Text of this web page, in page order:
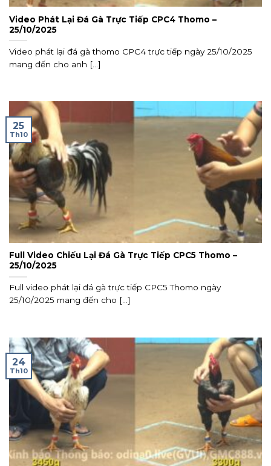
Video Phát Lại Đá Gà Trực Tiếp CPC4 Thomo –
25/10/2025
Video phát lại đá gà thomo CPC4 trực tiếp ngày 25/10/2025
mang đến cho anh [...]
Full Video Chiếu Lại Đá Gà Trực Tiếp CPC5 Thomo –
25/10/2025
Full video phát lại đá gà trực tiếp CPC5 Thomo ngày
25/10/2025 mang đến cho [...]
25
Th10
24
Th10